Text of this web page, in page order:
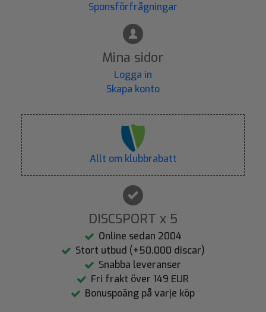
Sponsförfrågningar
Mina sidor
Logga in
Skapa konto
Allt om klubbrabatt
DISCSPORT x 5
Online sedan 2004
Stort utbud (+50.000 discar)
Snabba leveranser
Fri frakt över 149 EUR
Bonuspoäng på varje köp